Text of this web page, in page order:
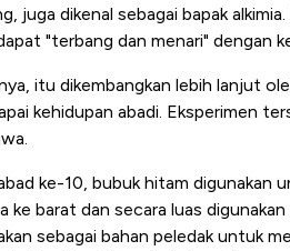
juga dikenal sebagai bapak
"terbang dan menari" dengan
itu dikembangkan lebih lanjut
kehidupan abadi. Eksperimen
ke-10, bubuk hitam digunakan
ke barat dan secara luas
sebagai bahan peledak untuk